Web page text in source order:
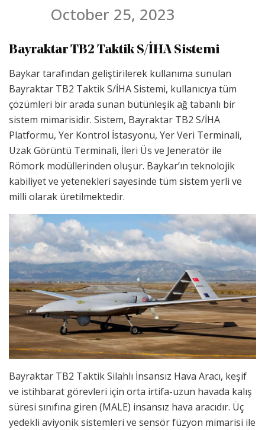
October 25, 2023
Bayraktar TB2 Taktik S/İHA Sistemi
Baykar tarafından geliştirilerek kullanıma sunulan
Bayraktar TB2 Taktik S/İHA Sistemi, kullanıcıya tüm
çözümleri bir arada sunan bütünleşik ağ tabanlı bir
sistem mimarisidir. Sistem, Bayraktar TB2 S/İHA
Platformu, Yer Kontrol İstasyonu, Yer Veri Terminali,
Uzak Görüntü Terminali, İleri Üs ve Jeneratör ile
Römork modüllerinden oluşur. Baykar’ın teknolojik
kabiliyet ve yetenekleri sayesinde tüm sistem yerli ve
milli olarak üretilmektedir.
Bayraktar TB2 Taktik Silahlı İnsansız Hava Aracı, keşif
ve istihbarat görevleri için orta irtifa-uzun havada kalış
süresi sınıfına giren (MALE) insansız hava aracıdır. Üç
yedekli aviyonik sistemleri ve sensör füzyon mimarisi ile